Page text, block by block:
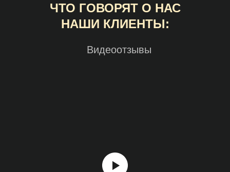
ЧТО ГОВОРЯТ О НАС
НАШИ КЛИЕНТЫ:
Видеоотзывы